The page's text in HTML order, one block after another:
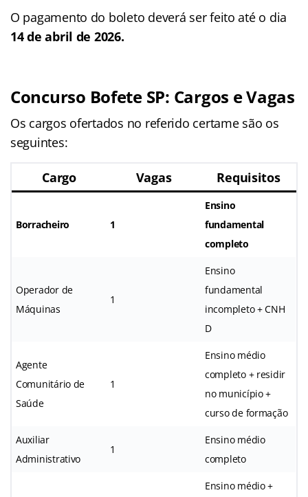
O pagamento do boleto deverá ser feito até o dia
14 de abril de 2026.
Concurso Bofete SP: Cargos e Vagas
Os cargos ofertados no referido certame são os
seguintes:
Cargo Vagas Requisitos
Borracheiro 1
Ensino
fundamental
completo
Operador de
Máquinas
1
Ensino
fundamental
incompleto + CNH
D
Agente
Comunitário de
Saúde
1
Ensino médio
completo + residir
no município +
curso de formação
Auxiliar
Administrativo
1
Ensino médio
completo
Ensino médio +